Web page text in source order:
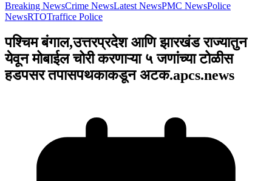
Breaking NewsCrime NewsLatest NewsPMC NewsPolice
NewsRTOTraffice Police
पश्चिम बंगाल,उत्तरप्रदेश आणि झारखंड राज्यातुन
येवून मोबाईल चोरी करणाऱ्या ५ जणांच्या टोळीस
हडपसर तपासपथकाकडून अटक.apcs.news